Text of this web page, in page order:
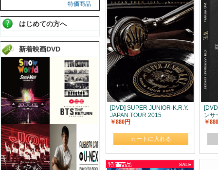
特価商品
はじめての方へ
新着映画DVD
[DVD] SUPER JUNIOR-K.R.Y.
JAPAN TOUR 2015
~phonograph~
￥880円
カートに入れる
ンサ
￥